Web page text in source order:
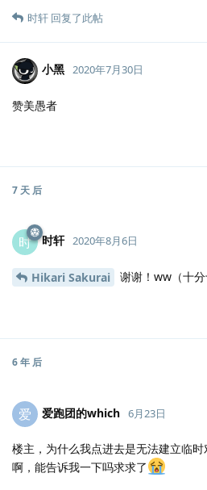
时轩 回复了此帖
小黑 2020年7月30日
赞美愚者
7 天 后
时 时轩 2020年8月6日
Hikari Sakurai 谢谢！ww（十分
6 年 后
爱 爱跑团的which 6月23日
楼主，为什么我点进去是无法建立临
啊，能告诉我一下吗求求了